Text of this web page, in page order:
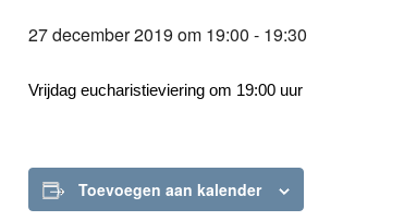
27 december 2019 om 19:00 - 19:30
Vrijdag eucharistieviering om 19:00 uur
Toevoegen aan kalender